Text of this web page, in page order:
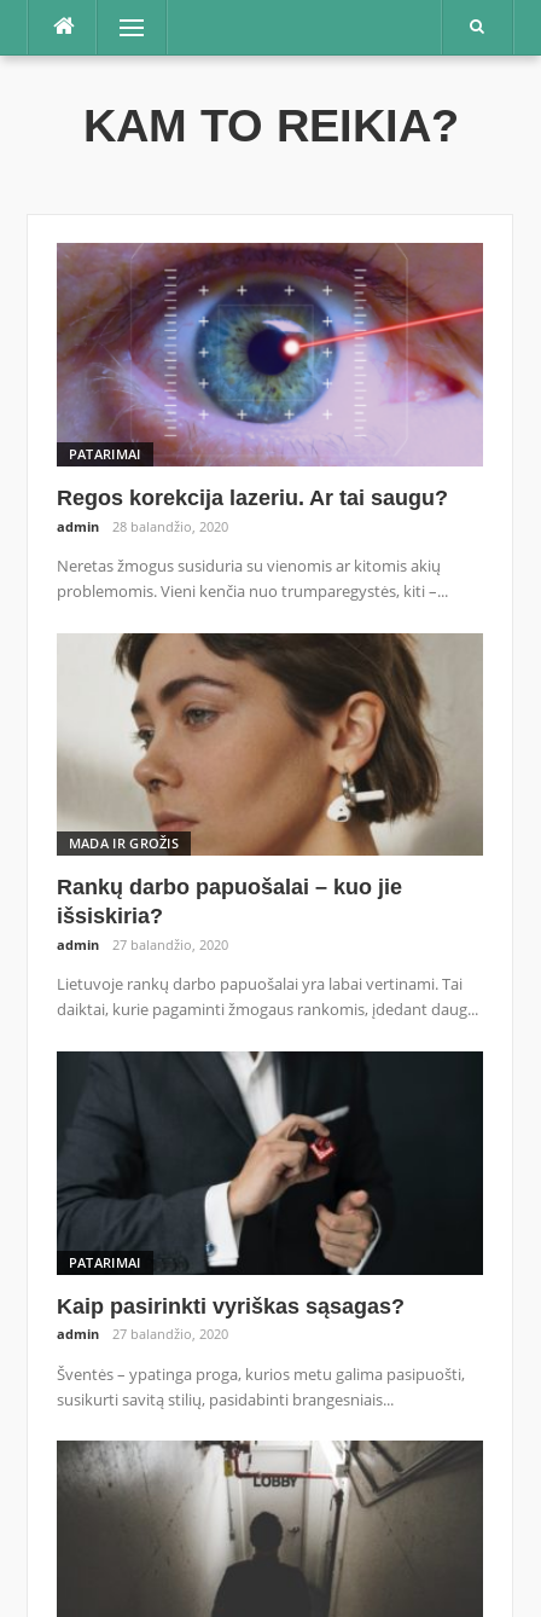
Praleisti
Meniu
KAM TO REIKIA?
PATARIMAI
Regos korekcija lazeriu. Ar tai saugu?
admin 28 balandžio, 2020
Neretas žmogus susiduria su vienomis ar kitomis akių
problemomis. Vieni kenčia nuo trumparegystės, kiti –...
MADA IR GROŽIS
Rankų darbo papuošalai – kuo jie
išsiskiria?
admin 27 balandžio, 2020
Lietuvoje rankų darbo papuošalai yra labai vertinami. Tai
daiktai, kurie pagaminti žmogaus rankomis, įdedant daug...
PATARIMAI
Kaip pasirinkti vyriškas sąsagas?
admin 27 balandžio, 2020
Šventės – ypatinga proga, kurios metu galima pasipuošti,
susikurti savitą stilių, pasidabinti brangesniais...